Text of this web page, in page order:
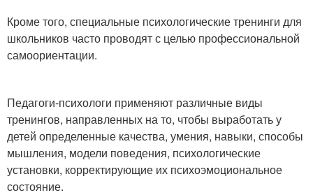
Кроме того, специальные психологические тренинги для
школьников часто проводят с целью профессиональной
самоориентации.
Педагоги-психологи применяют различные виды
тренингов, направленных на то, чтобы выработать у
детей определенные качества, умения, навыки, способы
мышления, модели поведения, психологические
установки, корректирующие их психоэмоциональное
состояние.